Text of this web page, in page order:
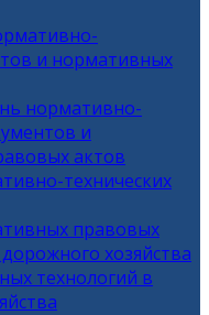
и нормативных
нормативно-
и
актов
технических
правовых
хозяйства
технологий в